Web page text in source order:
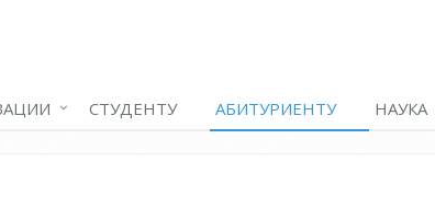
СТУДЕНТУ АБИТУРИЕНТУ НАУКА